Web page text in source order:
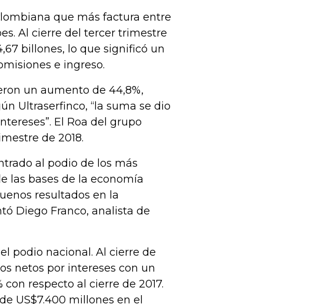
que más factura entre
Al cierre del tercer trimestre
billones, lo que significó un
e ingreso.
un aumento de 44,8%,
Ultraserfinco, “la suma se dio
El Roa del grupo
de 2018.
al podio de los más
las bases de la economía
resultados en la
Diego Franco, analista de
podio nacional. Al cierre de
netos por intereses con un
respecto al cierre de 2017.
US$7.400 millones en el